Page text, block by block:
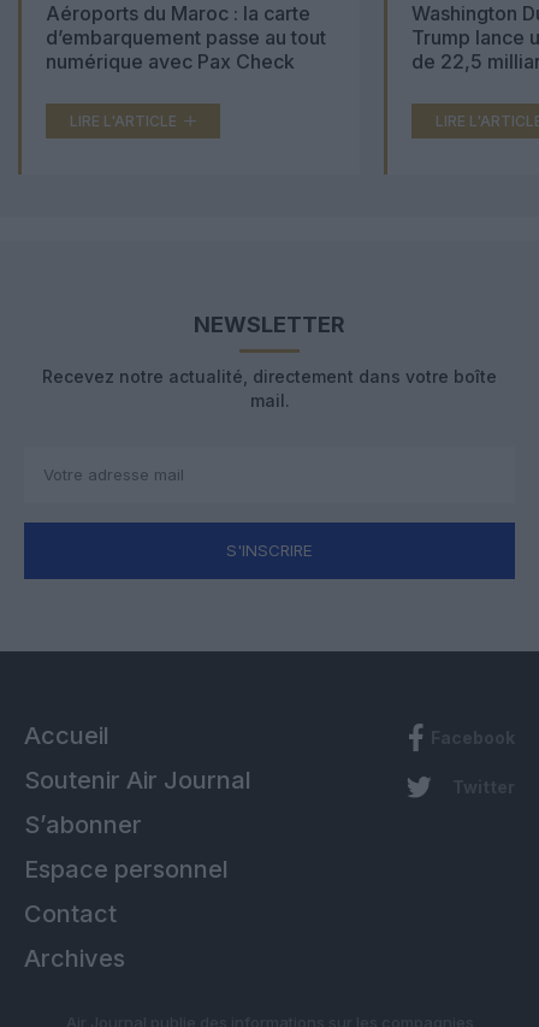
Aéroports du Maroc : la carte
d’embarquement passe au tout
numérique avec Pax Check
LIRE L'ARTICLE
Washington
Trump lance
de 22,5
LIRE
NEWSLETTER
Recevez notre actualité, directement dans votre boîte
mail.
S'INSCRIRE
Accueil
Soutenir Air Journal
S’abonner
Espace personnel
Contact
Archives